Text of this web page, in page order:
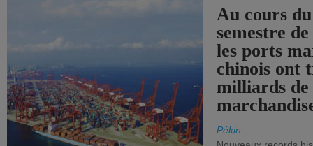
Au cours
semestre
les ports
chinois ont
milliards de
Pékin